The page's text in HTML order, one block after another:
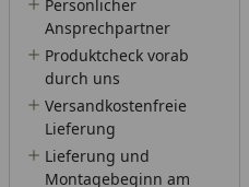
Persönlicher
Ansprechpartner
Produktcheck vorab
durch uns
Versandkostenfreie
Lieferung
Lieferung und
Montagebeginn am